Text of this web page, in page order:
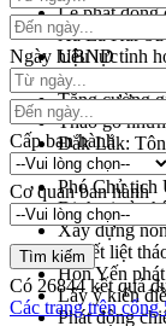
Lễ phát động
Xã Ea Kar
UBND tỉnh
Hội thảo
Tăng cường
Tháo gỡ
Đắk Lắk: Tôn
Đắk Lắk rà
Phó Chủ tịch
Định vị cà
Xây dựng
Quyết liệt
Hòn Yến
Lấy ý kiến
Phát động
Ngày hiệu lực
Cấp ban hành
Cơ quan ban hành
Có 26844kết quả
Các trang trên cổng